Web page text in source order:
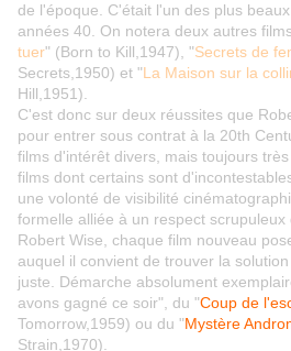
de l'époque. C'était l'un des plus
années 40. On notera deux autres
tuer" (Born to Kill,1947), "Secrets de
Secrets,1950) et "La Maison sur la
Hill,1951).
C'est donc sur deux réussites que
pour entrer sous contrat à la 20th
films d'intérêt divers, mais toujours
films dont certains sont
une volonté de visibilité
formelle alliée à un respect
Robert Wise, chaque film nouveau
auquel il convient de trouver la
juste. Démarche absolument
avons gagné ce soir", du "Coup de
Tomorrow,1959) ou du "Mystère
Strain,1970).